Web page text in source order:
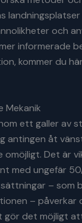
och
informerade
kommer du
Mekanik
ett galler av
åt
Det är
med ungefär
– som
– påverkar
gör det möjligt